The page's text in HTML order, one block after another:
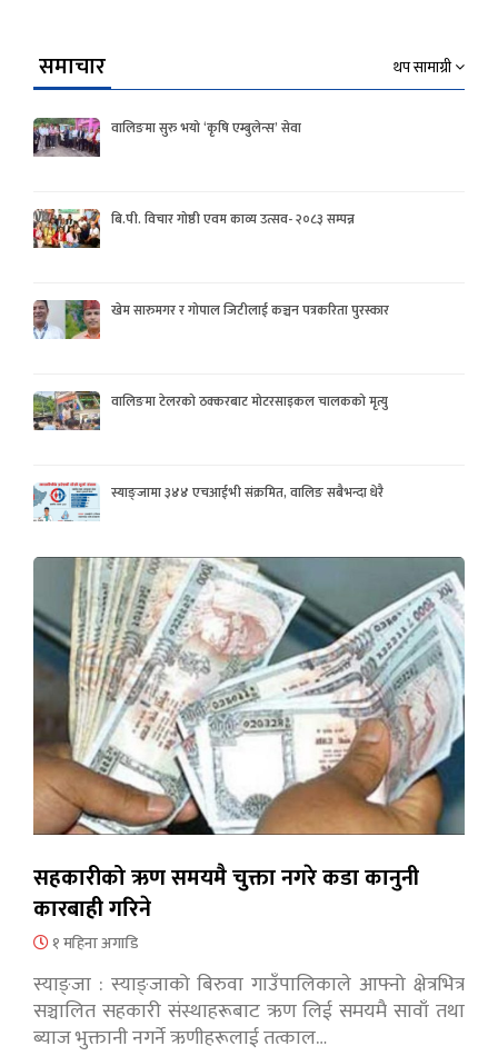
समाचार थप सामाग्री
वालिङमा सुरु भयो ‘कृषि एम्बुलेन्स’ सेवा
बि.पी. विचार गोष्ठी एवम काव्य उत्सव- २०८३ सम्पन्न
खेम सारुमगर र गोपाल जिटीलाई कञ्चन पत्रकरिता पुरस्कार
वालिङमा टेलरको ठक्करबाट मोटरसाइकल चालकको मृत्यु
स्याङ्जामा ३४४ एचआईभी संक्रमित, वालिङ सबैभन्दा धेरै
सहकारीको ऋण समयमै चुक्ता नगरे कडा कानुनी
कारबाही गरिने
१ महिना अगाडि
स्याङ्जा : स्याङ्जाको बिरुवा गाउँपालिकाले आफ्नो क्षेत्रभित्र
सञ्चालित सहकारी संस्थाहरूबाट ऋण लिई समयमै सावाँ तथा
ब्याज भुक्तानी नगर्ने ऋणीहरूलाई तत्काल…